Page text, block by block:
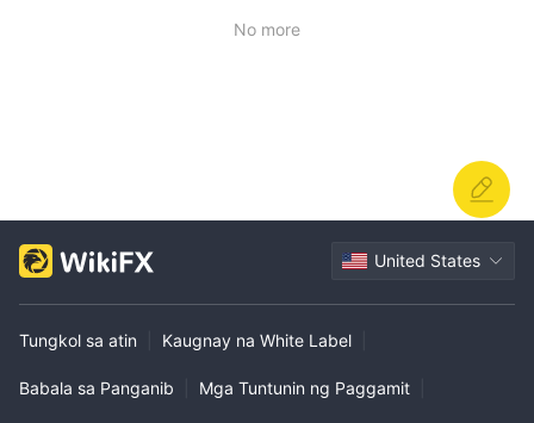
ikal na scam. Dito natapos ang kwento ko, hindi ko ginamit itong
No more
United States
Tungkol sa atin Kaugnay na White Label
Babala sa Panganib Mga Tuntunin ng Paggamit